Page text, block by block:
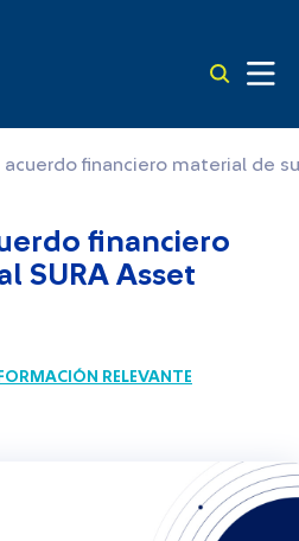
acuerdo financiero material de
financiero
SURA Asset
RELEVANTE